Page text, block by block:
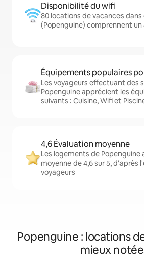
Disponibilité du wifi
80 locations de vacances
(Popenguine) comprennent un
Équipements populaires
Les voyageurs effectuant des
Popenguine apprécient les
suivants : Cuisine, Wifi et
4,6 Évaluation moyenne
Les logements de
moyenne de 4,6 sur 5, d'après
voyageurs
Popenguine : locations
mieux